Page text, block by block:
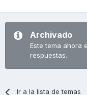
Archivado
Este tema ahora
respuestas.
Ir a la lista de temas